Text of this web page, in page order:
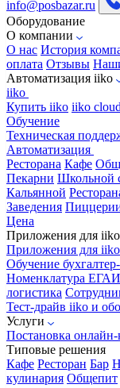
info@posbazar.ru
Оборудование
О компании
О нас История
оплата Отзывы
Автоматизация iiko
iiko
Купить iiko iiko cloud
Обучение
Техническая
Автоматизация
Ресторана Кафе
Пекарни Школьной
Кальянной
Заведения
Цена
Приложения для iiko
Приложения для iiko
Обучение
Номенклатура
логистика
Тест-драйв iiko и
Услуги
Постановка онлайн-
Типовые решения
Кафе Ресторан Бар
кулинария Общепит